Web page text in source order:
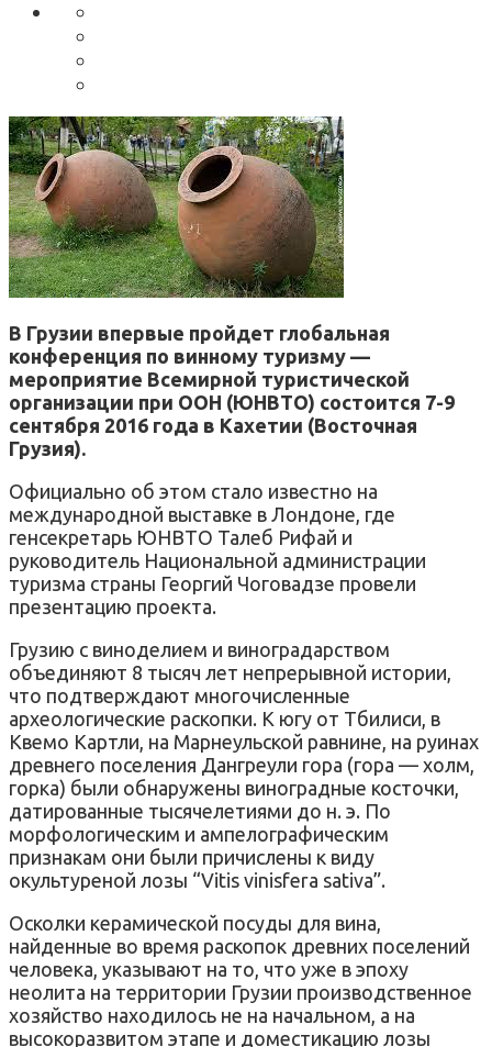
В Грузии впервые пройдет глобальная
конференция по винному туризму —
мероприятие Всемирной туристической
организации при ООН (ЮНВТО) состоится 7-9
сентября 2016 года в Кахетии (Восточная
Грузия).
Официально об этом стало известно на
международной выставке в Лондоне, где
генсекретарь ЮНВТО Талеб Рифай и
руководитель Национальной администрации
туризма страны Георгий Чоговадзе провели
презентацию проекта.
Грузию с виноделием и виноградарством
объединяют 8 тысяч лет непрерывной истории,
что подтверждают многочисленные
археологические раскопки. К югу от Тбилиси, в
Квемо Картли, на Марнеульской равнине, на руинах
древнего поселения Дангреули гора (гора — холм,
горка) были обнаружены виноградные косточки,
датированные тысячелетиями до н. э. По
морфологическим и ампелографическим
признакам они были причислены к виду
окультуреной лозы “Vitis vinisfera sativa”.
Осколки керамической посуды для вина,
найденные во время раскопок древних поселений
человека, указывают на то, что уже в эпоху
неолита на территории Грузии производственное
хозяйство находилось не на начальном, а на
высокоразвитом этапе и доместикацию лозы